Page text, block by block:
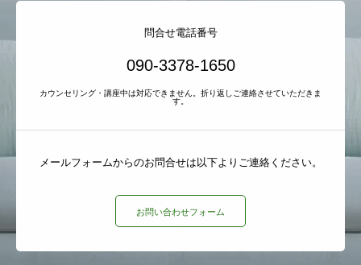
問合せ電話番号
090-3378-1650
カウンセリング・講座中は対応できません。折り返しご連絡させていただきま
す。
メールフォームからのお問合せは以下よりご連絡ください。
お問い合わせフォーム